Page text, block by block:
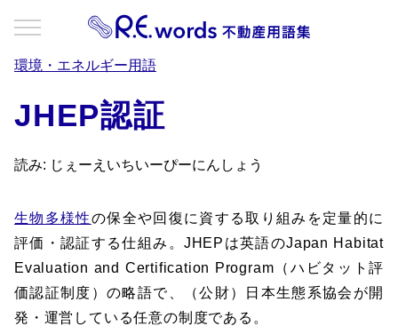
環境・エネルギー用語
JHEP認証
読み: じぇーえいちいーぴーにんしょう
生物多様性の保全や回復に資する取り組みを定量的に
評価・認証する仕組み。JHEPは英語のJapan Habitat
Evaluation and Certification Program（ハビタット評
価認証制度）の略語で、（公財）日本生態系協会が開
発・運営している任意の制度である。